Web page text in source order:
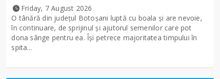
Friday, 7 August 2026
O tânără din județul Botoșani luptă cu boala și are nevoie,
în continuare, de sprijinul și ajutorul semenilor care pot
dona sânge pentru ea. Își petrece majoritatea timpului în
spita...